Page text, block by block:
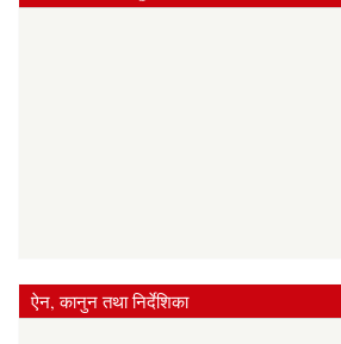
ऐन, कानुन तथा निर्देशिका